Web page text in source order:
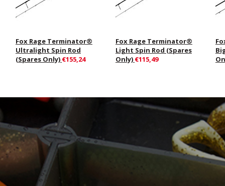
Fox Rage Terminator®
Ultralight Spin Rod
(Spares Only) €155,24
Fox Rage Terminator®
Light Spin Rod (Spares
Only) €115,49